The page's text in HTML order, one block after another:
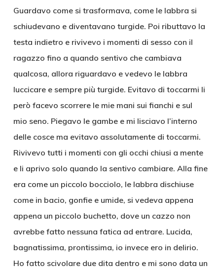
Guardavo come si trasformava, come le labbra si
schiudevano e diventavano turgide. Poi ributtavo la
testa indietro e rivivevo i momenti di sesso con il
ragazzo fino a quando sentivo che cambiava
qualcosa, allora riguardavo e vedevo le labbra
luccicare e sempre più turgide. Evitavo di toccarmi li
però facevo scorrere le mie mani sui fianchi e sul
mio seno. Piegavo le gambe e mi lisciavo l’interno
delle cosce ma evitavo assolutamente di toccarmi.
Rivivevo tutti i momenti con gli occhi chiusi a mente
e li aprivo solo quando la sentivo cambiare. Alla fine
era come un piccolo bocciolo, le labbra dischiuse
come in bacio, gonfie e umide, si vedeva appena
appena un piccolo buchetto, dove un cazzo non
avrebbe fatto nessuna fatica ad entrare. Lucida,
bagnatissima, prontissima, io invece ero in delirio.
Ho fatto scivolare due dita dentro e mi sono data un